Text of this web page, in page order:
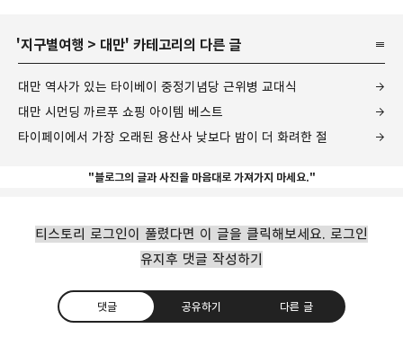
'지구별여행 > 대만' 카테고리의 다른 글
대만 역사가 있는 타이베이 중정기념당 근위병 교대식
대만 시먼딩 까르푸 쇼핑 아이템 베스트
타이페이에서 가장 오래된 용산사 낮보다 밤이 더 화려한 절
"블로그의 글과 사진을 마음대로 가져가지 마세요."
티스토리 로그인이 풀렸다면 이 글을 클릭해보세요. 로그인
유지후 댓글 작성하기
댓글 공유하기 다른 글